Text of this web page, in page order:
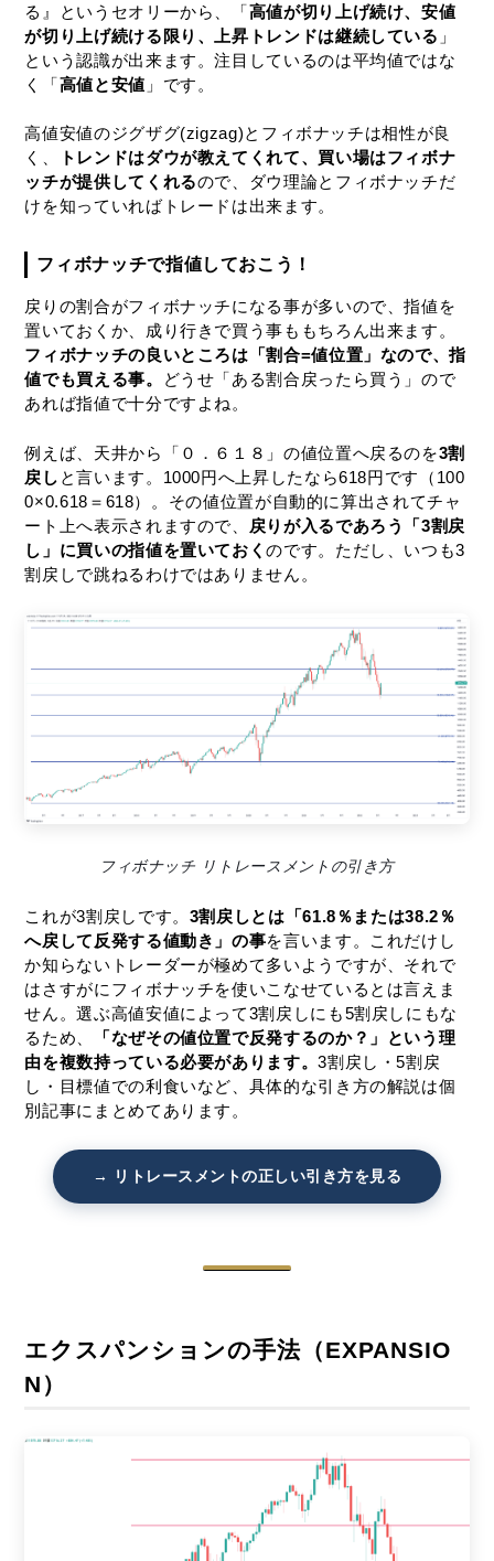
る』というセオリーから、「高値が切り上げ続け、安値
が切り上げ続ける限り、上昇トレンドは継続している 」
という認識が出来ます。注目しているのは平均値ではな
く「高値と安値 」です。
高値安値のジグザグ(zigzag)とフィボナッチは相性が良
く、
トレンドはダウが教えてくれて、買い場はフィボナ
ッチが提供してくれるので、ダウ理論とフィボナッチだ
けを知っていればトレードは出来ます。
フィボナッチで指値しておこう！
戻りの割合がフィボナッチになる事が多いので、指値を
置いておくか、成り行きで買う事ももちろん出来ます。
フィボナッチの良いところは「割合=値位置」なので、指
値でも買える事。
どうせ「ある割合戻ったら買う」ので
あれば指値で十分ですよね。
例えば、天井から「０．６１８」の値位置へ戻るのを3割
戻し と言います。1000円へ上昇したなら618円です（100
0×0.618＝618）。その値位置が自動的に算出されてチャ
ート上へ表示されますので、 戻りが入るであろう「3割戻
し」に買いの指値を置いておくのです。ただし、いつも3
割戻しで跳ねるわけではありません。
フィボナッチ リトレースメントの引き方
これが3割戻しです。 3割戻しとは「61.8％または38.2％
へ戻して反発する値動き」の事を言います。これだけし
か知らないトレーダーが極めて多いようですが、それで
はさすがにフィボナッチを使いこなせているとは言えま
せん。選ぶ高値安値によって3割戻しにも5割戻しにもな
るため、
「なぜその値位置で反発するのか？」という理
由を複数持っている必要があります。3割戻し・5割戻
し・目標値での利食いなど、具体的な引き方の解説は個
別記事にまとめてあります。
→ リトレースメントの正しい引き方を見る
エクスパンションの手法（EXPANSIO
N）